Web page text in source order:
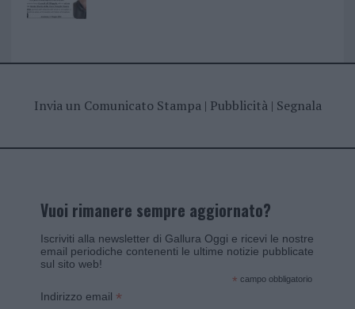
Invia un Comunicato Stampa| Pubblicità| Segnala
Vuoi rimanere sempre aggiornato?
Iscriviti alla newsletter di Gallura Oggi e ricevi le nostre
email periodiche contenenti le ultime notizie pubblicate
sul sito web!
* campo obbligatorio
Indirizzo email *